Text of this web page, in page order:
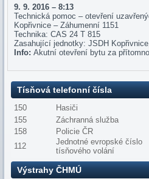
9. 9. 2016 – 8:13
Technická pomoc – otevření
Kopřivnice – Záhumenní 1151
Technika: CAS 24 T 815
Zasahující jednotky: JSDH
Info: Akutní otevření bytu za
Tísňová telefonní čísla
150
Hasiči
155
Záchranná služba
158
Policie ČR
112
Jednotné evropské číslo
tísňového volání
Výstrahy ČHMÚ